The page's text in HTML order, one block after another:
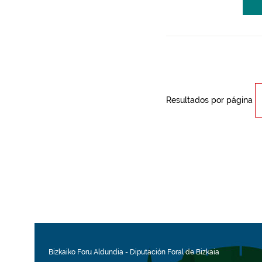
Resultados por página
Bizkaiko Foru Aldundia - Diputación Foral de Bizkaia